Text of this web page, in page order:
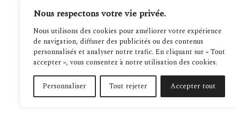
Nous respectons votre vie privée.
Nous utilisons des cookies pour améliorer votre expérience
de navigation, diffuser des publicités ou des contenus
personnalisés et analyser notre trafic. En cliquant sur « Tout
accepter », vous consentez à notre utilisation des cookies.
Personnaliser Tout rejeter Accepter tout